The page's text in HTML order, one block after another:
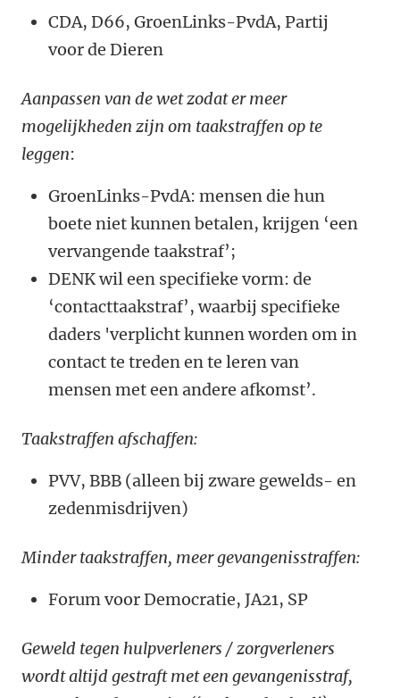
CDA, D66, GroenLinks-PvdA, Partij
voor de Dieren
Aanpassen van de wet zodat er meer
mogelijkheden zijn om taakstraffen op te
leggen:
GroenLinks-PvdA: mensen die hun
boete niet kunnen betalen, krijgen ‘een
vervangende taakstraf’;
DENK wil een specifieke vorm: de
‘contacttaakstraf’, waarbij specifieke
daders 'verplicht kunnen worden om in
contact te treden en te leren van
mensen met een andere afkomst’.
Taakstraffen afschaffen:
PVV, BBB (alleen bij zware gewelds- en
zedenmisdrijven)
Minder taakstraffen, meer gevangenisstraffen:
Forum voor Democratie, JA21, SP
Geweld tegen hulpverleners / zorgverleners
wordt altijd gestraft met een gevangenisstraf,